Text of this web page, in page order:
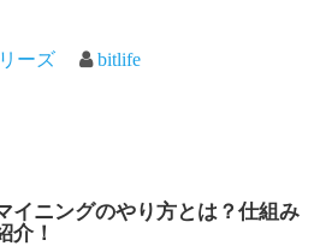
ーズ bitlife
イニングのやり方とは？仕組み
介！